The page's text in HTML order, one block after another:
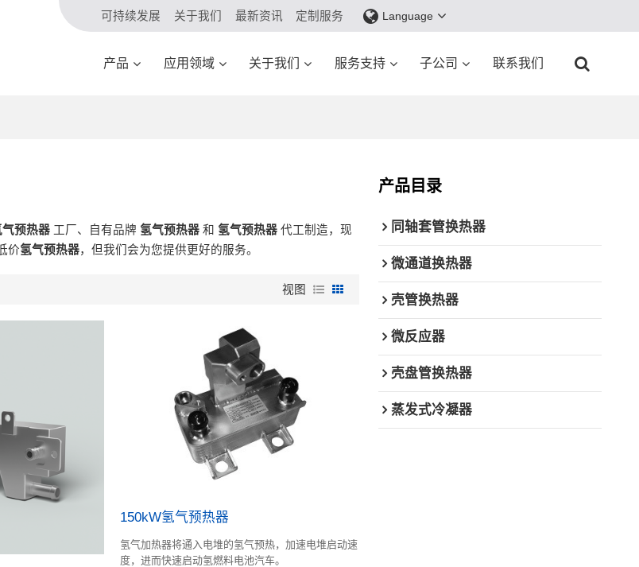
可持续发展 关于我们 最新资讯 定制服务 Language
产品 应用领域 关于我们 服务支持 子公司 联系我们
气预热器工厂、自有品牌 氢气预热器和 氢气预热器代工制造，现
价氢气预热器，但我们会为您提供更好的服务。
视图
150kW氢气预热器
氢气加热器将通入电堆的氢气预热，加速电堆启动速
度，进而快速启动氢燃料电池汽车。
产品目录
同轴套管换热器
微通道换热器
壳管换热器
微反应器
壳盘管换热器
蒸发式冷凝器